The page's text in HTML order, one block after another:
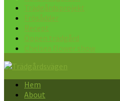
Trädgårdsprojekt
Frösådder
Recept
Öppen trädgård
Chelsea flower show
Hem
About